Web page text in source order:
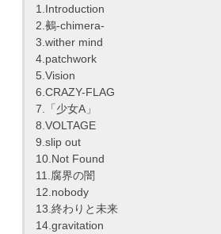
1.Introduction
2.鵺-chimera-
3.wither mind
4.patchwork
5.Vision
6.CRAZY-FLAG
7.「少女A」
8.VOLTAGE
9.slip out
10.Not Found
11.腐界の闇
12.nobody
13.終わりと未来
14.gravitation